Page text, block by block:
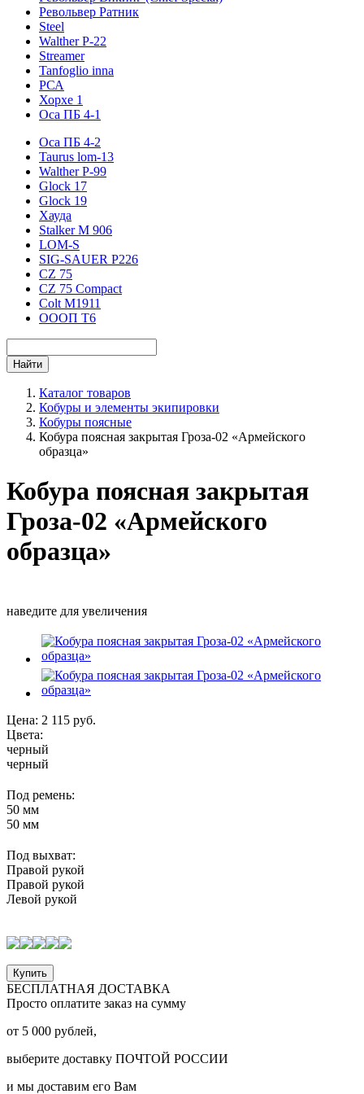
Револьвер Ратник
Steel
Walther P-22
Streamer
Tanfoglio inna
РСА
Хорхе 1
Оса ПБ 4-1
Оса ПБ 4-2
Taurus lom-13
Walther P-99
Glock 17
Glock 19
Хауда
Stalker М 906
LOM-S
SIG-SAUER P226
CZ 75
CZ 75 Compact
Colt M1911
ОООП Т6
Каталог товаров
Кобуры и элементы экипировки
Кобуры поясные
Кобура поясная закрытая Гроза-02 «Армейского
образца»
Кобура поясная закрытая
Гроза-02 «Армейского
образца»
наведите для увеличения
Цена: 2 115 руб.
Цвета:
черный
черный
Под ремень:
50 мм
50 мм
Под выхват:
Правой рукой
Правой рукой
Левой рукой
Купить
БЕСПЛАТНАЯ ДОСТАВКА
Просто оплатите заказ на сумму
от 5 000 рублей,
выберите доставку ПОЧТОЙ РОССИИ
и мы доставим его Вам